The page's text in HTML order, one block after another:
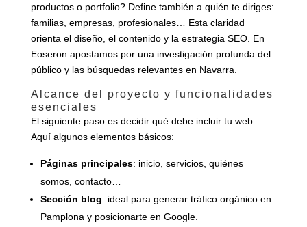
productos o portfolio? Define también a quién te diriges:
familias, empresas, profesionales… Esta claridad
orienta el diseño, el contenido y la estrategia SEO. En
Eoseron apostamos por una investigación profunda del
público y las búsquedas relevantes en Navarra.
Alcance del proyecto y funcionalidades
esenciales
El siguiente paso es decidir qué debe incluir tu web.
Aquí algunos elementos básicos:
Páginas principales: inicio, servicios, quiénes
somos, contacto…
Sección blog: ideal para generar tráfico orgánico en
Pamplona y posicionarte en Google.